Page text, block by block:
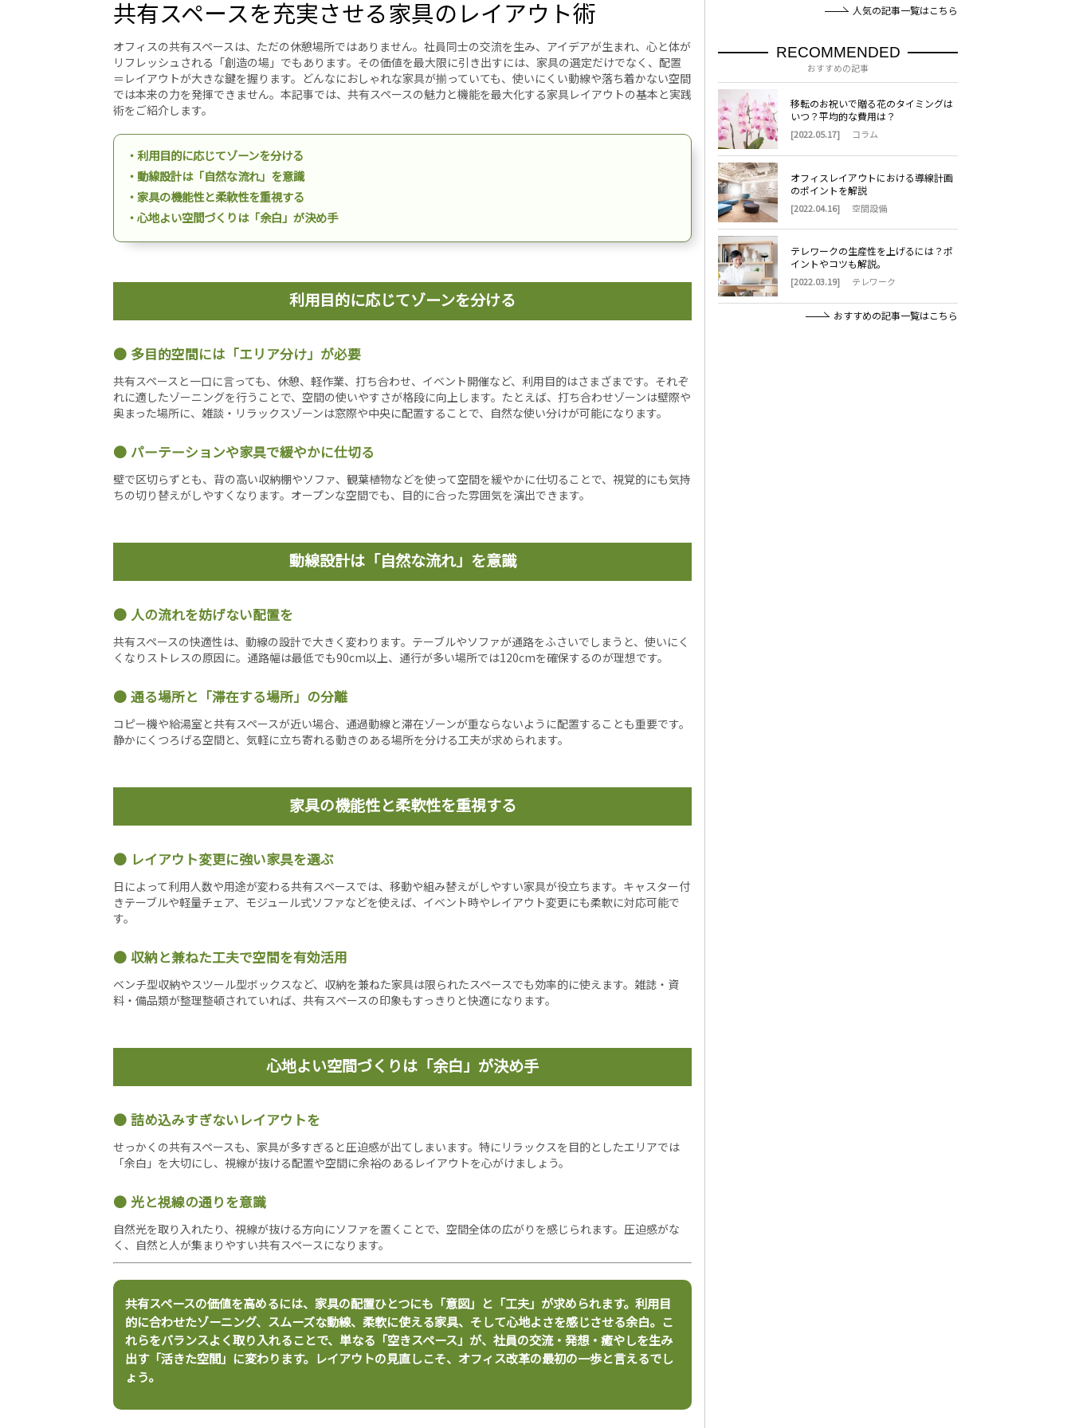
共有スペースを充実させる家具のレイアウト術
オフィスの共有スペースは、ただの休憩場所ではありません。社員同士の交流を生み、アイデアが生まれ、心と体が
リフレッシュされる「創造の場」でもあります。その価値を最大限に引き出すには、家具の選定だけでなく、配置
＝レイアウトが大きな鍵を握ります。どんなにおしゃれな家具が揃っていても、使いにくい動線や落ち着かない空間
では本来の力を発揮できません。本記事では、共有スペースの魅力と機能を最大化する家具レイアウトの基本と実践
術をご紹介します。
・利用目的に応じてゾーンを分ける
・動線設計は「自然な流れ」を意識
・家具の機能性と柔軟性を重視する
・心地よい空間づくりは「余白」が決め手
利用目的に応じてゾーンを分ける
多目的空間には「エリア分け」が必要
共有スペースと一口に言っても、休憩、軽作業、打ち合わせ、イベント開催など、利用目的はさまざまです。それぞ
れに適したゾーニングを行うことで、空間の使いやすさが格段に向上します。たとえば、打ち合わせゾーンは壁際や
奥まった場所に、雑談・リラックスゾーンは窓際や中央に配置することで、自然な使い分けが可能になります。
パーテーションや家具で緩やかに仕切る
壁で区切らずとも、背の高い収納棚やソファ、観葉植物などを使って空間を緩やかに仕切ることで、視覚的にも気持
ちの切り替えがしやすくなります。オープンな空間でも、目的に合った雰囲気を演出できます。
動線設計は「自然な流れ」を意識
人の流れを妨げない配置を
共有スペースの快適性は、動線の設計で大きく変わります。テーブルやソファが通路をふさいでしまうと、使いにく
くなりストレスの原因に。通路幅は最低でも90cm以上、通行が多い場所では120cmを確保するのが理想です。
通る場所と「滞在する場所」の分離
コピー機や給湯室と共有スペースが近い場合、通過動線と滞在ゾーンが重ならないように配置することも重要です。
静かにくつろげる空間と、気軽に立ち寄れる動きのある場所を分ける工夫が求められます。
家具の機能性と柔軟性を重視する
レイアウト変更に強い家具を選ぶ
日によって利用人数や用途が変わる共有スペースでは、移動や組み替えがしやすい家具が役立ちます。キャスター付
きテーブルや軽量チェア、モジュール式ソファなどを使えば、イベント時やレイアウト変更にも柔軟に対応可能で
す。
収納と兼ねた工夫で空間を有効活用
ベンチ型収納やスツール型ボックスなど、収納を兼ねた家具は限られたスペースでも効率的に使えます。雑誌・資
料・備品類が整理整頓されていれば、共有スペースの印象もすっきりと快適になります。
心地よい空間づくりは「余白」が決め手
詰め込みすぎないレイアウトを
せっかくの共有スペースも、家具が多すぎると圧迫感が出てしまいます。特にリラックスを目的としたエリアでは
「余白」を大切にし、視線が抜ける配置や空間に余裕のあるレイアウトを心がけましょう。
光と視線の通りを意識
自然光を取り入れたり、視線が抜ける方向にソファを置くことで、空間全体の広がりを感じられます。圧迫感がな
く、自然と人が集まりやすい共有スペースになります。
共有スペースの価値を高めるには、家具の配置ひとつにも「意図」と「工夫」が求められます。利用目
的に合わせたゾーニング、スムーズな動線、柔軟に使える家具、そして心地よさを感じさせる余白。こ
れらをバランスよく取り入れることで、単なる「空きスペース」が、社員の交流・発想・癒やしを生み
出す「活きた空間」に変わります。レイアウトの見直しこそ、オフィス改革の最初の一歩と言えるでし
ょう。
人気の記事一覧はこちら
RECOMMENDED
おすすめの記事
移転のお祝いで贈る花のタイミングは
いつ？平均的な費用は？
[2022.05.17] コラム
オフィスレイアウトにおける導線計画
のポイントを解説
[2022.04.16] 空間設備
テレワークの生産性を上げるには？ポ
イントやコツも解説。
[2022.03.19] テレワーク
おすすめの記事一覧はこちら